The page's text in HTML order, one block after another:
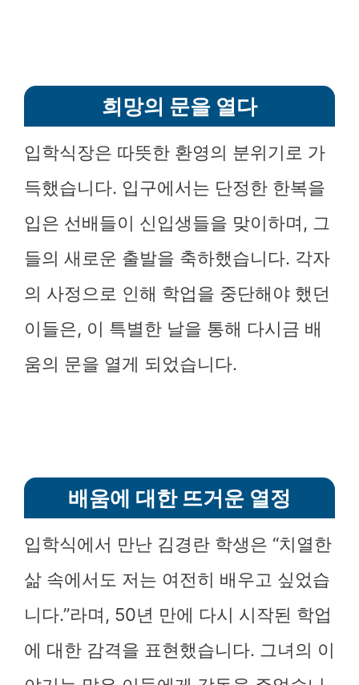
희망의 문을 열다
입학식장은 따뜻한 환영의 분위기로 가
득했습니다. 입구에서는 단정한 한복을
입은 선배들이 신입생들을 맞이하며, 그
들의 새로운 출발을 축하했습니다. 각자
의 사정으로 인해 학업을 중단해야 했던
이들은, 이 특별한 날을 통해 다시금 배
움의 문을 열게 되었습니다.
배움에 대한 뜨거운 열정
입학식에서 만난 김경란 학생은 “치열한
삶 속에서도 저는 여전히 배우고 싶었습
니다.”라며, 50년 만에 다시 시작된 학업
에 대한 감격을 표현했습니다. 그녀의 이